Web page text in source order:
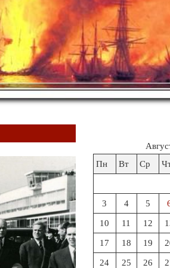
Пн
Вт Ср
3 4 5
10 11 12
17 18 19
24 25 26